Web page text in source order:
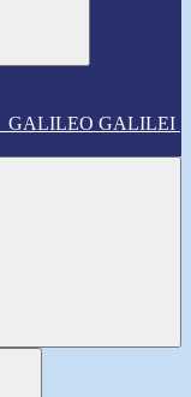
GALILEO GALILEI